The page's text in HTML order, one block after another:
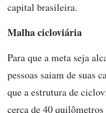
capital brasileira.
Malha cicloviária
Para que a meta seja
pessoas saiam de suas
que a estrutura de
cerca de 40